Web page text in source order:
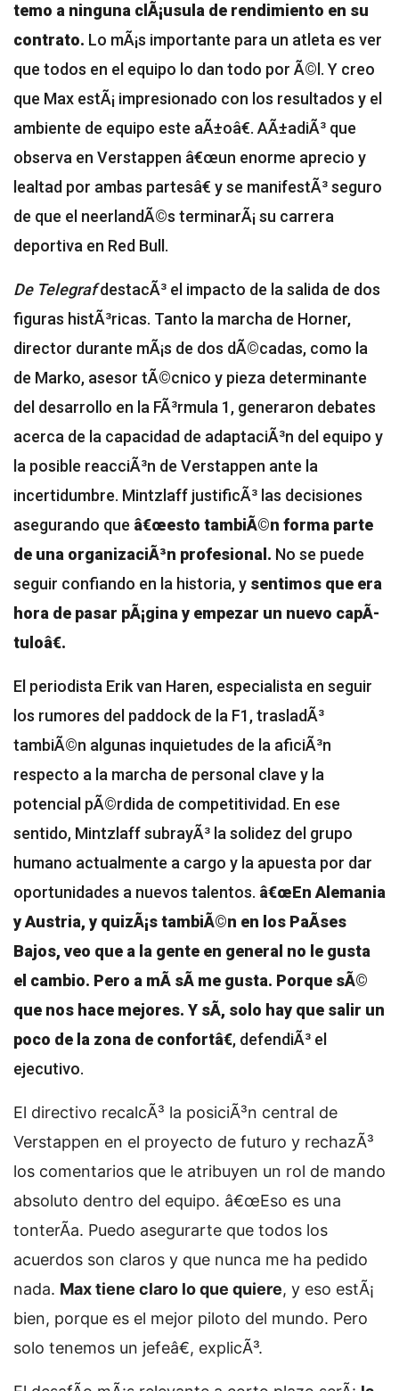
temo a ninguna clÃ¡usula de rendimiento en su
contrato. Lo mÃ¡s importante para un atleta es ver
que todos en el equipo lo dan todo por Ã©l. Y creo
que Max estÃ¡ impresionado con los resultados y el
ambiente de equipo este aÃ±oâ€. AÃ±adiÃ³ que
observa en Verstappen â€œun enorme aprecio y
lealtad por ambas partesâ€ y se manifestÃ³ seguro
de que el neerlandÃ©s terminarÃ¡ su carrera
deportiva en Red Bull.
De TelegrafdestacÃ³ el impacto de la salida de dos
figuras histÃ³ricas. Tanto la marcha de Horner,
director durante mÃ¡s de dos dÃ©cadas, como la
de Marko, asesor tÃ©cnico y pieza determinante
del desarrollo en la FÃ³rmula 1, generaron debates
acerca de la capacidad de adaptaciÃ³n del equipo y
la posible reacciÃ³n de Verstappen ante la
incertidumbre. Mintzlaff justificÃ³ las decisiones
asegurando que â€œesto tambiÃ©n forma parte
de una organizaciÃ³n profesional. No se puede
seguir confiando en la historia, y sentimos que era
hora de pasar pÃ¡gina y empezar un nuevo capÃ­
tuloâ€.
El periodista Erik van Haren, especialista en seguir
los rumores del paddock de la F1, trasladÃ³
tambiÃ©n algunas inquietudes de la aficiÃ³n
respecto a la marcha de personal clave y la
potencial pÃ©rdida de competitividad. En ese
sentido, Mintzlaff subrayÃ³ la solidez del grupo
humano actualmente a cargo y la apuesta por dar
oportunidades a nuevos talentos. â€œEn Alemania
y Austria, y quizÃ¡s tambiÃ©n en los PaÃ­ses
Bajos, veo que a la gente en general no le gusta
el cambio. Pero a mÃ­ sÃ­ me gusta. Porque sÃ©
que nos hace mejores. Y sÃ­, solo hay que salir un
poco de la zona de confortâ€, defendiÃ³ el
ejecutivo.
El directivo recalcÃ³ la posiciÃ³n central de
Verstappen en el proyecto de futuro y rechazÃ³
los comentarios que le atribuyen un rol de mando
absoluto dentro del equipo. â€œEso es una
tonterÃ­a. Puedo asegurarte que todos los
acuerdos son claros y que nunca me ha pedido
nada. Max tiene claro lo que quiere, y eso estÃ¡
bien, porque es el mejor piloto del mundo. Pero
solo tenemos un jefeâ€, explicÃ³.